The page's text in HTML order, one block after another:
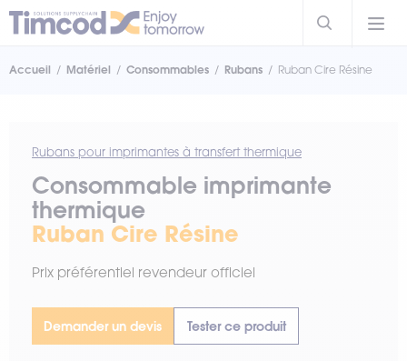
Accueil Matériel Consommables Rubans Ruban Cire Résine
Rubans pour imprimantes à transfert thermique
Consommable imprimante
thermique
Ruban Cire Résine
Prix préférentiel revendeur officiel
Demander un devis Tester ce produit